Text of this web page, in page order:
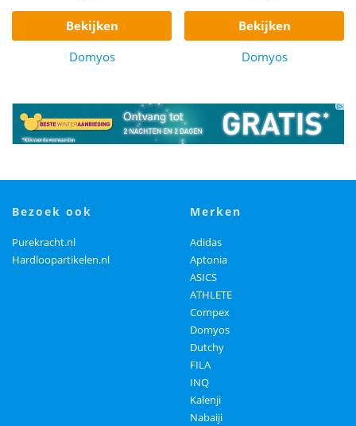
bekijken
Domyos
bekijken
Domyos
bezoek ook
Purekracht.nl
Hardloopartikelen.nl
merken
Adidas
Aptonia
ASICS
ATHLETE
Compex
Domyos
Dutchy
FILA
INQ
Kalenji
Nabaiji